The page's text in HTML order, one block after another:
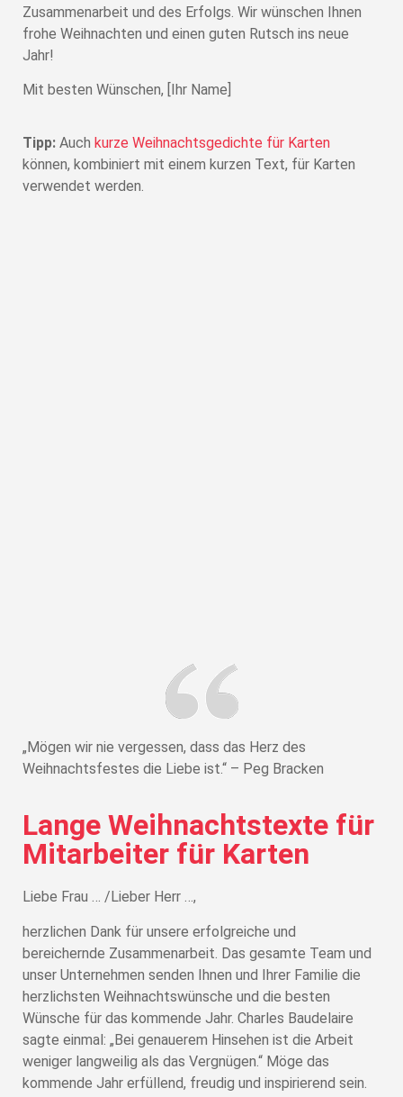
Zusammenarbeit und des Erfolgs. Wir wünschen Ihnen
frohe Weihnachten und einen guten Rutsch ins neue
Jahr!
Mit besten Wünschen, [Ihr Name]
Tipp: Auch kurze Weihnachtsgedichte für Karten
können, kombiniert mit einem kurzen Text, für Karten
verwendet werden.
„Mögen wir nie vergessen, dass das Herz des
Weihnachtsfestes die Liebe ist.“ – Peg Bracken
Lange Weihnachtstexte für
Mitarbeiter für Karten
Liebe Frau … /Lieber Herr …,
herzlichen Dank für unsere erfolgreiche und
bereichernde Zusammenarbeit. Das gesamte Team und
unser Unternehmen senden Ihnen und Ihrer Familie die
herzlichsten Weihnachtswünsche und die besten
Wünsche für das kommende Jahr. Charles Baudelaire
sagte einmal: „Bei genauerem Hinsehen ist die Arbeit
weniger langweilig als das Vergnügen.“ Möge das
kommende Jahr erfüllend, freudig und inspirierend sein.